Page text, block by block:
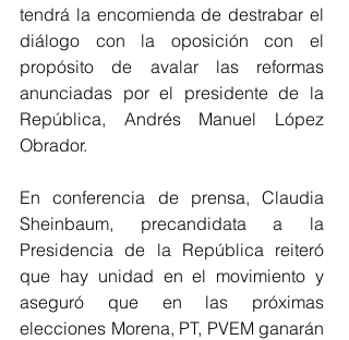
tendrá la encomienda de destrabar el
diálogo con la oposición con el
propósito de avalar las reformas
anunciadas por el presidente de la
República, Andrés Manuel López
Obrador.
En conferencia de prensa, Claudia
Sheinbaum, precandidata a la
Presidencia de la República reiteró
que hay unidad en el movimiento y
aseguró que en las próximas
elecciones Morena, PT, PVEM ganarán